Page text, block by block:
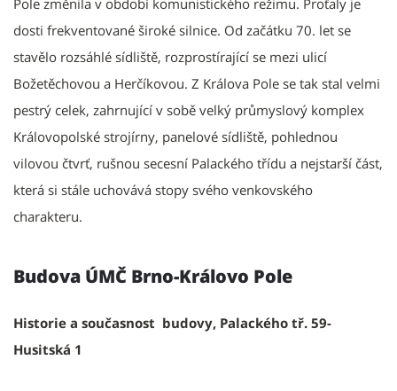
dosti frekventované široké silnice. Od začátku 70. let se
stavělo rozsáhlé sídliště, rozprostírající se mezi ulicí
Božetěchovou a Herčíkovou. Z Králova Pole se tak stal velmi
pestrý celek, zahrnující v sobě velký průmyslový komplex
Královopolské strojírny, panelové sídliště, pohlednou
vilovou čtvrť, rušnou secesní Palackého třídu a nejstarší část,
která si stále uchovává stopy svého venkovského
charakteru.
Budova ÚMČ Brno-Královo Pole
Historie a současnost budovy, Palackého tř. 59-
Husitská 1